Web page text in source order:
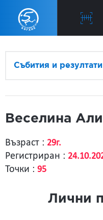
Събития и резултати
Веселина
Възраст : 29г.
Регистриран :
Точки : 95
Лични